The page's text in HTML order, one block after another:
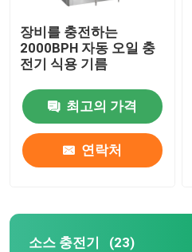
제품
장비를 충전하는
2000BPH 자동 오일 충
전기 식용 기름
최고의 가격
연락처
소스 충전기 (23)